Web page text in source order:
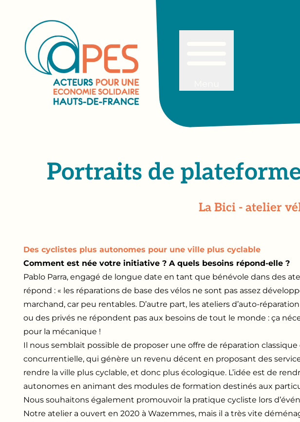
Portraits de
La Bici - atelier
Des cyclistes plus autonomes pour une ville plus cyclable
Comment est née votre initiative ? A quels besoins répond-elle ?
Pablo Parra, engagé de longue date en tant que bénévole dans des
répond : « les réparations de base des vélos ne sont pas assez
marchand, car peu rentables. D’autre part, les ateliers d’auto-
ou des privés ne répondent pas aux besoins de tout le monde : ça
pour la mécanique !
Il nous semblait possible de proposer une offre de réparation
concurrentielle, qui génère un revenu décent en proposant des
rendre la ville plus cyclable, et donc plus écologique. L’idée est de
autonomes en animant des modules de formation destinés aux
Nous souhaitons également promouvoir la pratique cycliste lors
Notre atelier a ouvert en 2020 à Wazemmes, mais il a très vite